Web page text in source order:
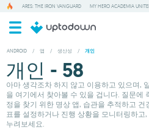
ARES: THE IRON VANGUARD MY HERO ACADEMIA
ANDROID / 앱 / 생산성 / 개인
개인 - 58
아마 생각조차 하지 않고 이용하고 있으며,
을 여기에서 찾아볼 수 있을 겁니다. 질문에
정을 찾기 위한 명상 앱, 습관을 추적하고
표를 설정하거나 진행 상황을 모니터링하
누려보세요.